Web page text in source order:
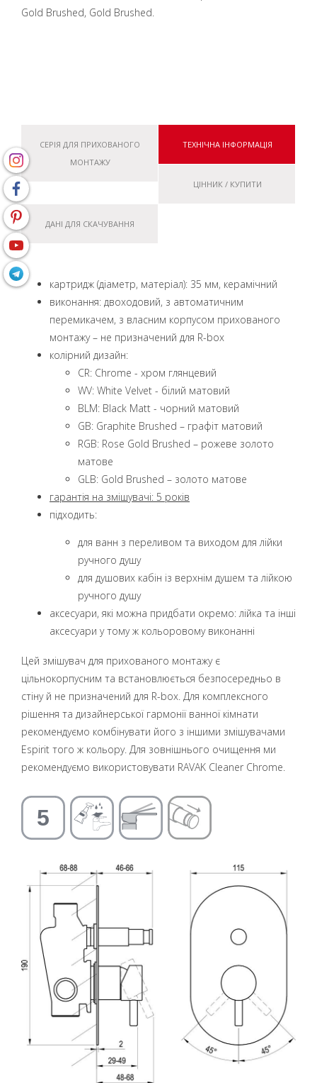
Gold Brushed, Gold Brushed.
СЕРІЯ ДЛЯ ПРИХОВАНОГО
МОНТАЖУ
ТЕХНІЧНА ІНФОРМАЦІЯ
ЦІННИК / КУПИТИ
ДАНІ ДЛЯ СКАЧУВАННЯ
картридж (діаметр, матеріал): 35 мм, керамічний
виконання: двоходовий, з автоматичним
перемикачем, з власним корпусом прихованого
монтажу – не призначений для R-box
колірний дизайн:
CR: Chrome - хром глянцевий
WV: White Velvet - білий матовий
BLM: Black Matt - чорний матовий
GB: Graphite Brushed – графіт матовий
RGB: Rose Gold Brushed – рожеве золото
матове
GLB: Gold Brushed – золото матове
гарантія на змішувачі: 5 років
підходить:
для ванн з переливом та виходом для лійки
ручного душу
для душових кабін із верхнім душем та лійкою
ручного душу
аксесуари, які можна придбати окремо: лійка та інші
аксесуари у тому ж кольоровому виконанні
Цей змішувач для прихованого монтажу є
цільнокорпусним та встановлюється безпосередньо в
стіну й не призначений для R-box. Для комплексного
рішення та дизайнерської гармонії ванної кімнати
рекомендуємо комбінувати його з іншими змішувачами
Espirit того ж кольору. Для зовнішнього очищення ми
рекомендуємо використовувати RAVAK Cleaner Chrome.